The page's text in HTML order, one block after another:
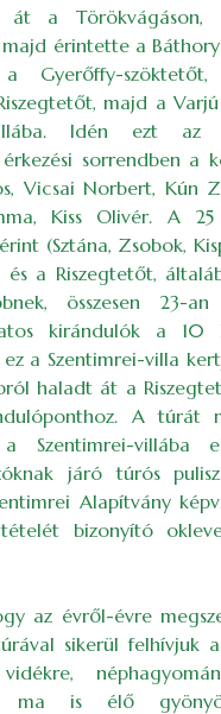
át a Törökvágáson,
majd érintette a
Gyerőffy-szöktetőt,
majd a
villába. Idén ezt az
sorrendben a
Vicsai Norbert, Kún
Kiss Olivér. A 25
(Sztána, Zsobok,
és a Riszegtetőt,
összesen
kirándulók a 10
a Szentimrei-villa
haladt át a
A túrát
Szentimrei-villába
járó túrós
Alapítvány
bizonyító
az évről-évre
sikerül felhívjuk
ma is élő